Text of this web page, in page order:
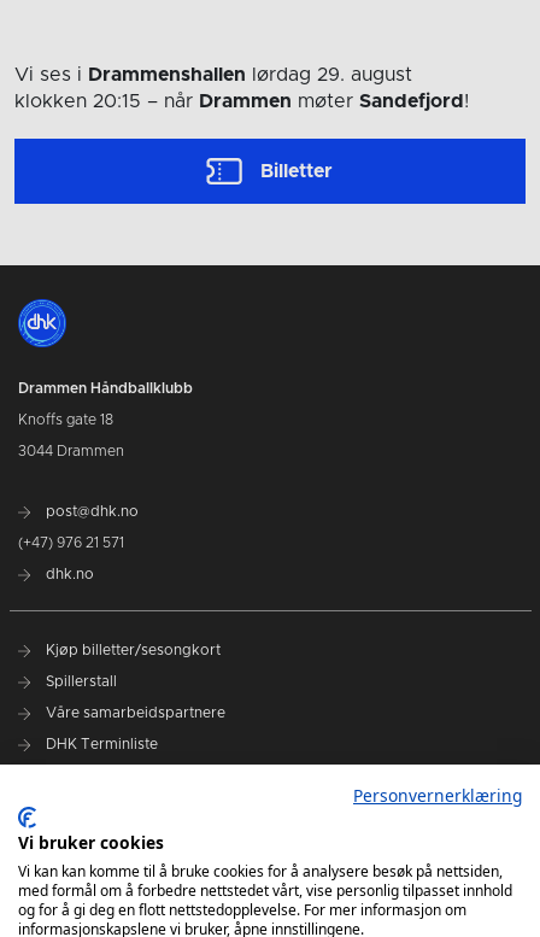
Vi ses i Drammenshallen lørdag 29. august
klokken 20:15 – når Drammen møter Sandefjord !
Billetter
Drammen Håndballklubb
Knoffs gate 18
3044 Drammen
post@dhk.no
(+47) 976 21 571
dhk.no
Kjøp billetter/sesongkort
Spillerstall
Våre samarbeidspartnere
DHK Terminliste
DHK på Instagram
DHK på TikTok
Personvernerklæring
Vi bruker cookies
Vi kan kan komme til å bruke cookies for å analysere besøk på nettsiden,
med formål om å forbedre nettstedet vårt, vise personlig tilpasset innhold
og for å gi deg en flott nettstedopplevelse. For mer informasjon om
informasjonskapslene vi bruker, åpne innstillingene.